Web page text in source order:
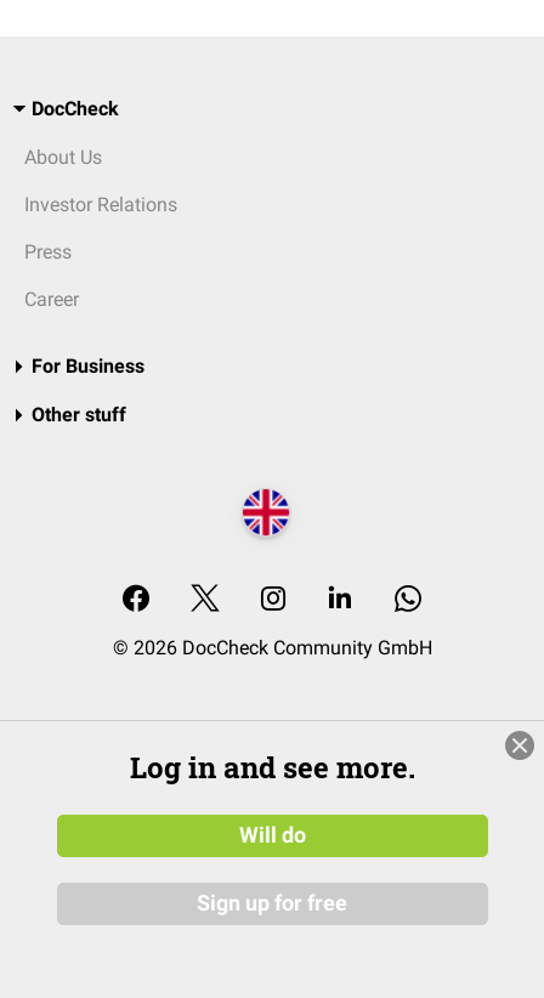
DocCheck
About Us
Investor Relations
Press
Career
For Business
Other stuff
© 2026 DocCheck Community GmbH
Log in and see more.
Will do
Sign up for free